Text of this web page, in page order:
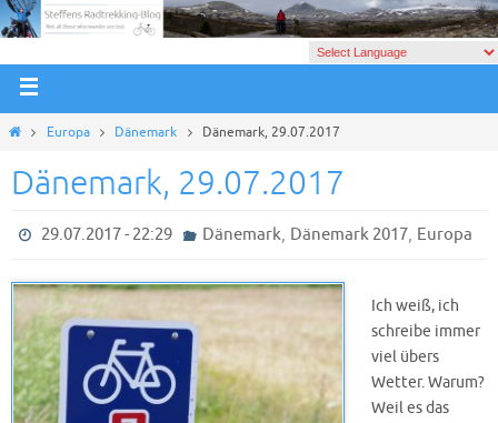
Europa Dänemark Dänemark, 29.07.2017
Dänemark, 29.07.2017
29.07.2017 - 22:29 Dänemark, Dänemark 2017, Europa
Ich weiß, ich
schreibe immer
viel übers
Wetter. Warum?
Weil es das